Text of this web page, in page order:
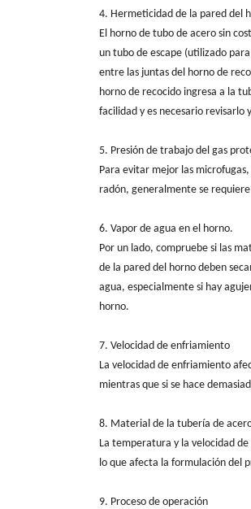
4. Hermeticidad de la pared del
El horno de tubo de acero sin
un tubo de escape (utilizado
entre las juntas del horno de
horno de recocido ingresa a la
facilidad y es necesario revisarlo
5. Presión de trabajo del gas
Para evitar mejor las
radón, generalmente se
6. Vapor de agua en el horno.
Por un lado, compruebe si las
de la pared del horno deben
agua, especialmente si hay
horno.
7. Velocidad de enfriamiento
La velocidad de enfriamiento
mientras que si se hace
8. Material de la tubería de
La temperatura y la velocidad
lo que afecta la formulación del
9. Proceso de operación